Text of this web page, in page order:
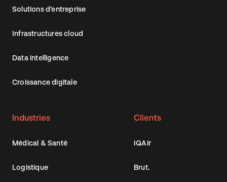
Solutions d’entreprise
Infrastructures cloud
Data intelligence
Croissance digitale
Industries
Médical & Santé
Logistique
Clients
IQAir
Brut.